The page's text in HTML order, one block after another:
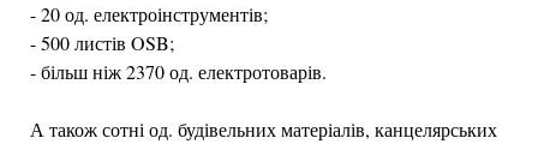
- 20 од. електроінструментів;
- 500 листів OSB;
- більш ніж 2370 од. електротоварів.
А також сотні од. будівельних матеріалів, канцелярських